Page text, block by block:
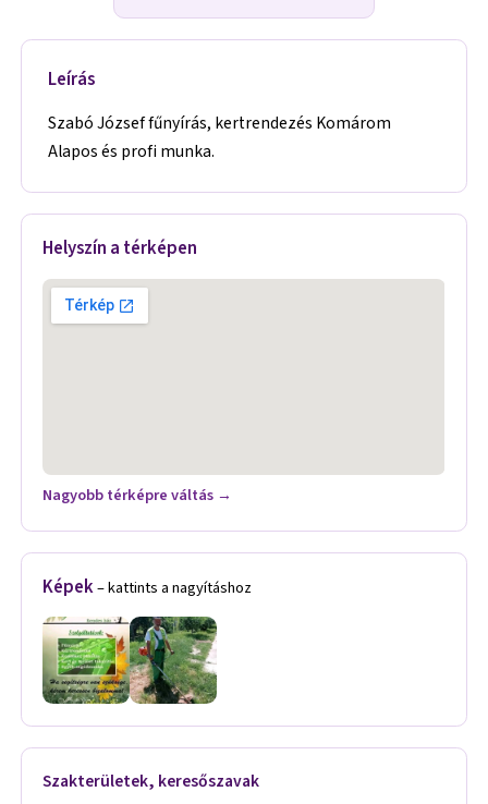
Leírás
Szabó József fűnyírás, kertrendezés Komárom
Alapos és profi munka.
Helyszín a térképen
Nagyobb térképre váltás →
Képek– kattints a nagyításhoz
Szakterületek, keresőszavak